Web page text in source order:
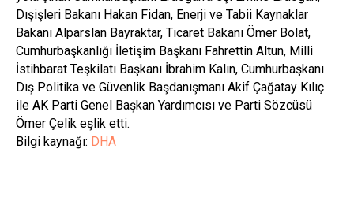
Dışişleri Bakanı Hakan Fidan, Enerji ve Tabii Kaynaklar
Bakanı Alparslan Bayraktar, Ticaret Bakanı Ömer Bolat,
Cumhurbaşkanlığı İletişim Başkanı Fahrettin Altun, Milli
İstihbarat Teşkilatı Başkanı İbrahim Kalın, Cumhurbaşkanı
Dış Politika ve Güvenlik Başdanışmanı Akif Çağatay Kılıç
ile AK Parti Genel Başkan Yardımcısı ve Parti Sözcüsü
Ömer Çelik eşlik etti.
Bilgi kaynağı: DHA